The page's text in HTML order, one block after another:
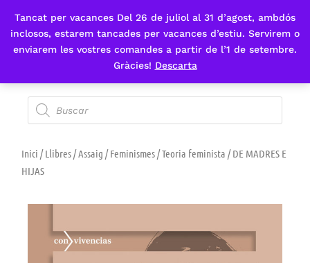
Tancat per vacances Del 26 de juliol al 31 d’agost, ambdós
inclosos, estarem tancades per vacances d’estiu. Servirem o
enviarem les vostres comandes a partir de l’1 de setembre.
Gràcies! Descarta
Fes-te'n sòcia
Inici /Llibres/Assaig /Feminismes/Teoria feminista / DE MADRES E
HIJAS